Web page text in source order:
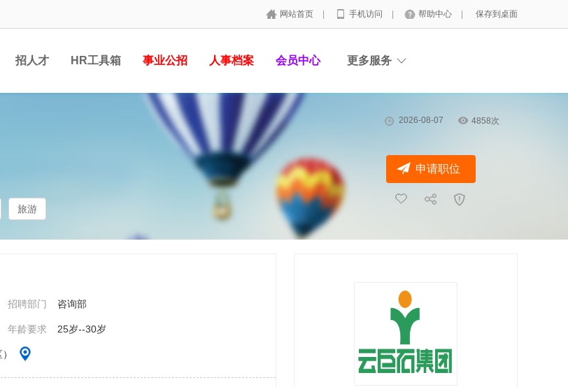
网站首页 手机访问 帮助中心 保存到桌面
招人才 HR工具箱 事业公招 人事档案 会员中心 更多服务
2026-08-07 4858次
旅游
申请职位
招聘部门 咨询部
年龄要求 25岁--30岁